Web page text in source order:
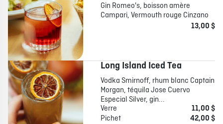
Gin Romeo's, boisson amère
Campari, Vermouth rouge Cinzano
13,00 $
Long Island Iced Tea
Vodka Smirnoff, rhum blanc Captain
Morgan, téquila Jose Cuervo
Especial Silver, gin...
Verre
11,00 $
Pichet
42,00 $